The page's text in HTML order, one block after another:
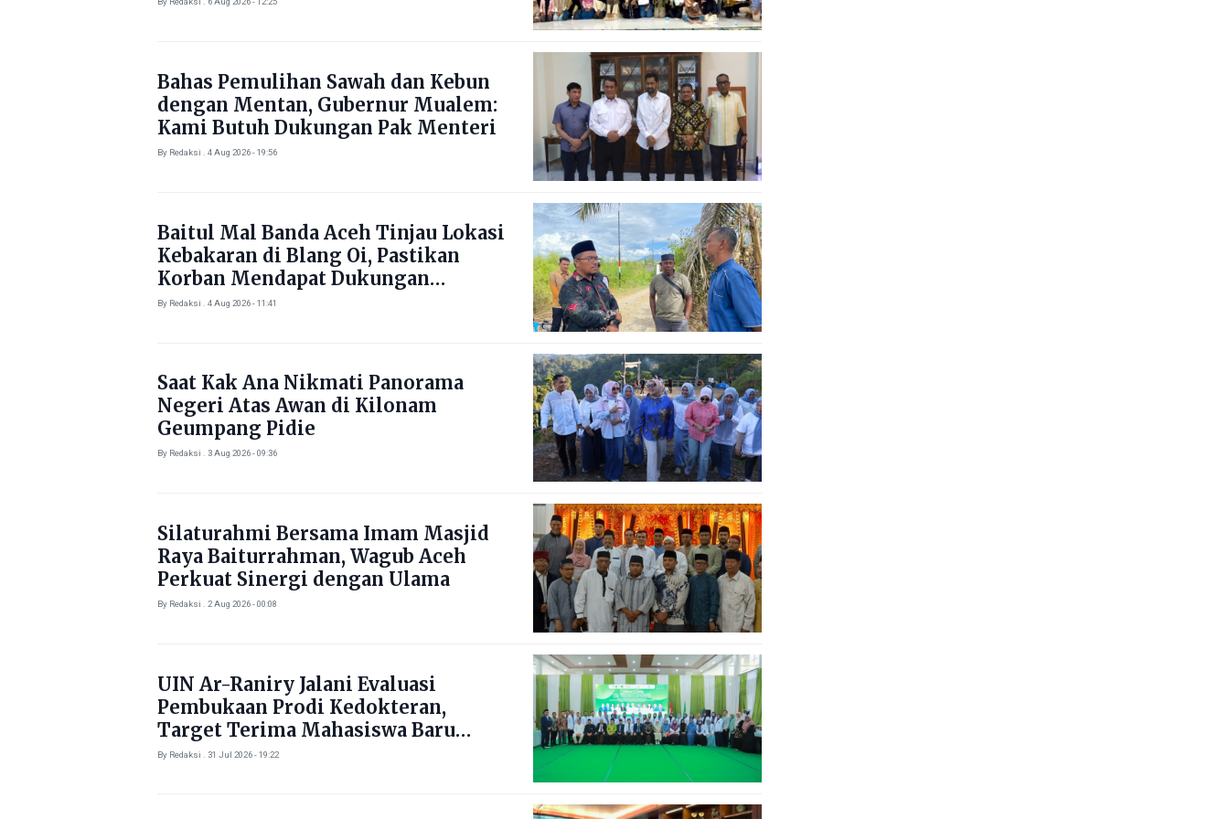
Bahas Pemulihan Sawah dan Kebun
dengan Mentan, Gubernur Mualem:
Kami Butuh Dukungan Pak Menteri
By Redaksi . 4 Aug 2026 - 19:56
Baitul Mal Banda Aceh Tinjau Lokasi
Kebakaran di Blang Oi, Pastikan
Korban Mendapat Dukungan
Kebutuhan Pokok
By Redaksi . 4 Aug 2026 - 11:41
Saat Kak Ana Nikmati Panorama
Negeri Atas Awan di Kilonam
Geumpang Pidie
By Redaksi . 3 Aug 2026 - 09:36
Silaturahmi Bersama Imam Masjid
Raya Baiturrahman, Wagub Aceh
Perkuat Sinergi dengan Ulama
By Redaksi . 2 Aug 2026 - 00:08
UIN Ar-Raniry Jalani Evaluasi
Pembukaan Prodi Kedokteran,
Target Terima Mahasiswa Baru
Tahun Ini
By Redaksi . 31 Jul 2026 - 19:22